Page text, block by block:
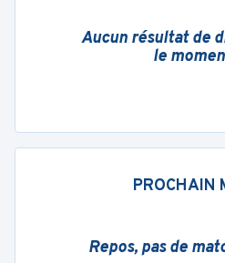
Aucun résultat de
le
PROCHAIN
Repos, pas de